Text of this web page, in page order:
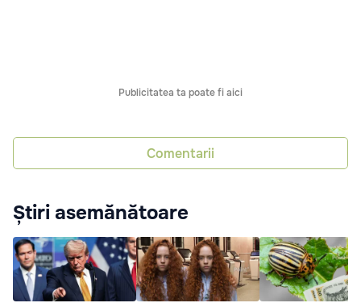
Publicitatea ta poate fi aici
Comentarii
Știri asemănătoare